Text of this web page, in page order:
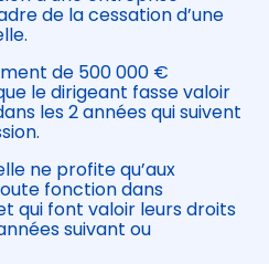
de la cessation d’une
de 500 000 €
le dirigeant fasse valoir
les 2 années qui suivent
ne profite qu’aux
fonction dans
qui font valoir leurs droits
suivant ou